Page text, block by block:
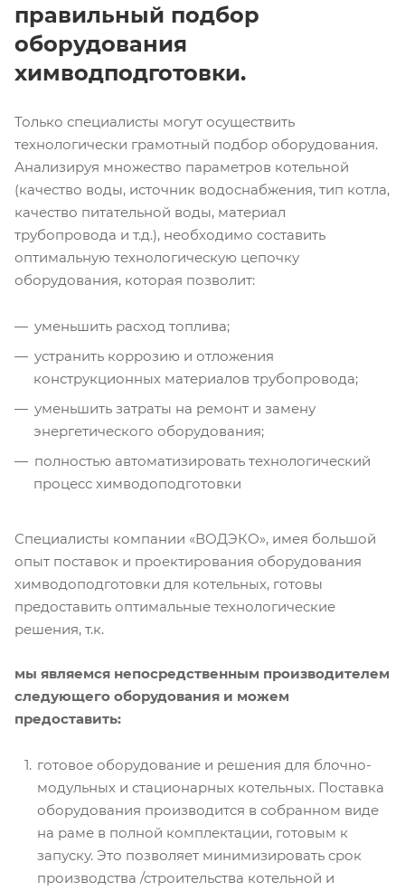
правильный подбор
оборудования
химводподготовки.
Только специалисты могут осуществить
технологически грамотный подбор оборудования.
Анализируя множество параметров котельной
(качество воды, источник водоснабжения, тип котла,
качество питательной воды, материал
трубопровода и т.д.), необходимо составить
оптимальную технологическую цепочку
оборудования, которая позволит:
уменьшить расход топлива;
устранить коррозию и отложения
конструкционных материалов трубопровода;
уменьшить затраты на ремонт и замену
энергетического оборудования;
полностью автоматизировать технологический
процесс химводоподготовки
Специалисты компании «ВОДЭКО», имея большой
опыт поставок и проектирования оборудования
химводоподготовки для котельных, готовы
предоставить оптимальные технологические
решения, т.к.
мы являемся непосредственным производителем
следующего оборудования и можем
предоставить:
готовое оборудование и решения для блочно-
модульных и стационарных котельных. Поставка
оборудования производится в собранном виде
на раме в полной комплектации, готовым к
запуску. Это позволяет минимизировать срок
производства /строительства котельной и